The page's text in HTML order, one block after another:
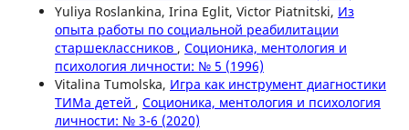
Yuliya Roslankina, Irina Eglit, Victor Piatnitski, Из
опыта работы по социальной реабилитации
старшеклассников , Соционика, ментология и
психология личности: № 5 (1996)
Vitalina Tumolska, Игра как инструмент диагностики
ТИМа детей , Соционика, ментология и психология
личности: № 3-6 (2020)